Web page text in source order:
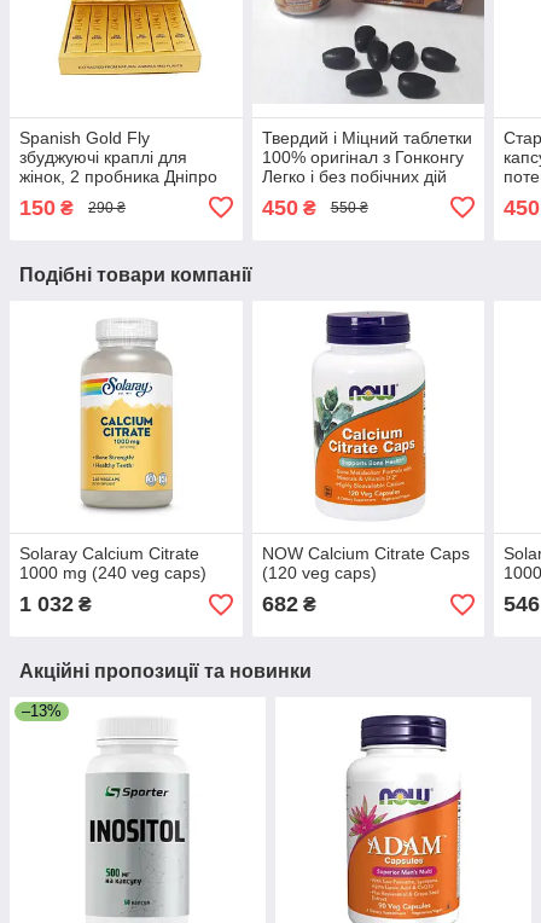
Spanish Gold Fly
збуджуючі краплі для
жінок, 2 пробника Дніпро
150 ₴ 290 ₴
Твердий і Міцний таблетки
100% оригінал з Гонконгу
Легко і без побічних дій
450₴ 550 ₴ 450
Подібні товари компанії
Solaray Calcium Citrate
1000 mg (240 veg caps)
1 032 ₴
NOW Calcium Citrate Caps
(120 veg caps)
682₴ 546
Акційні пропозиції та новинки
–13%